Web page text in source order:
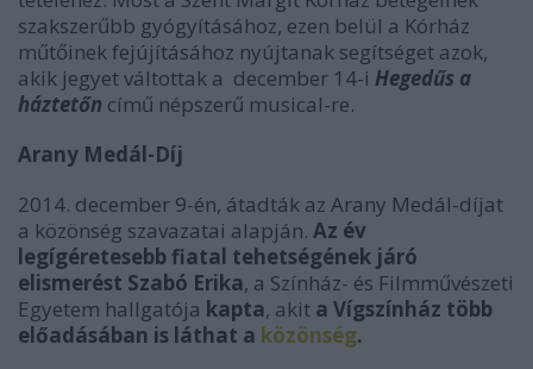
szakszerűbb gyógyításához, ezen belül a Kórház
műtőinek fejújításához nyújtanak segítséget azok,
akik jegyet váltottak a december 14-i Hegedűs a
háztetőn című népszerű musical-re.
Arany Medál-Díj
2014. december 9-én, átadták az Arany Medál-díjat
a közönség szavazatai alapján. Az év
legígéretesebb fiatal tehetségének járó
elismerést Szabó Erika, a Színház- és Filmművészeti
Egyetem hallgatója kapta, akit a Vígszínház több
előadásában is láthat a közönség.